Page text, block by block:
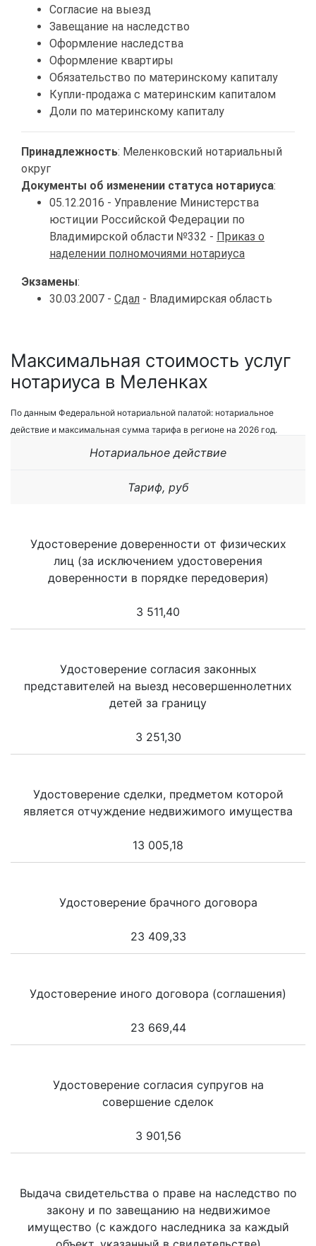
Согласие на выезд
Завещание на наследство
Оформление наследства
Оформление квартиры
Обязательство по материнскому капиталу
Купли-продажа с материнским капиталом
Доли по материнскому капиталу
Принадлежность: Меленковский нотариальный
округ
Документы об изменении статуса нотариуса:
05.12.2016 - Управление Министерства
юстиции Российской Федерации по
Владимирской области №332 - Приказ о
наделении полномочиями нотариуса
Экзамены:
30.03.2007 - Сдал - Владимирская область
Максимальная стоимость услуг
нотариуса в Меленках
По данным Федеральной нотариальной палатой: нотариальное
действие и максимальная сумма тарифа в регионе на 2026 год.
Нотариальное действие
Тариф, руб
Удостоверение доверенности от физических
лиц (за исключением удостоверения
доверенности в порядке передоверия)
3 511,40
Удостоверение согласия законных
представителей на выезд несовершеннолетних
детей за границу
3 251,30
Удостоверение сделки, предметом которой
является отчуждение недвижимого имущества
13 005,18
Удостоверение брачного договора
23 409,33
Удостоверение иного договора (соглашения)
23 669,44
Удостоверение согласия супругов на
совершение сделок
3 901,56
Выдача свидетельства о праве на наследство по
закону и по завещанию на недвижимое
имущество (с каждого наследника за каждый